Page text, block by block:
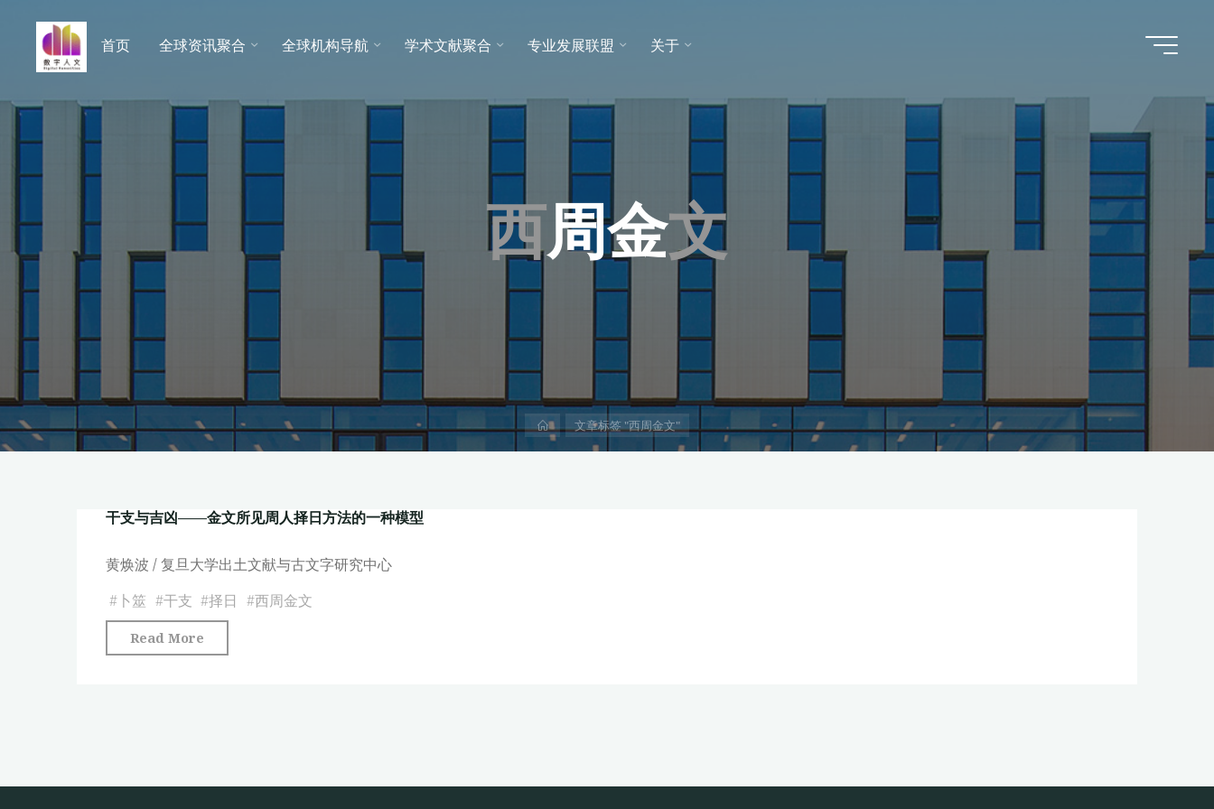
数字人
DHCN
首页 全球资讯聚合 全球机构导航 学术文献聚合 专业发展联盟 关于
西周金文
首
页
文章标签 "西周金文"
干支与吉凶——金文所见周人择日方法的一种模型
黄焕波 / 复旦大学出土文献与古文字研究中心
#卜筮 #干支 #择日 #西周金文
Read More
支
金